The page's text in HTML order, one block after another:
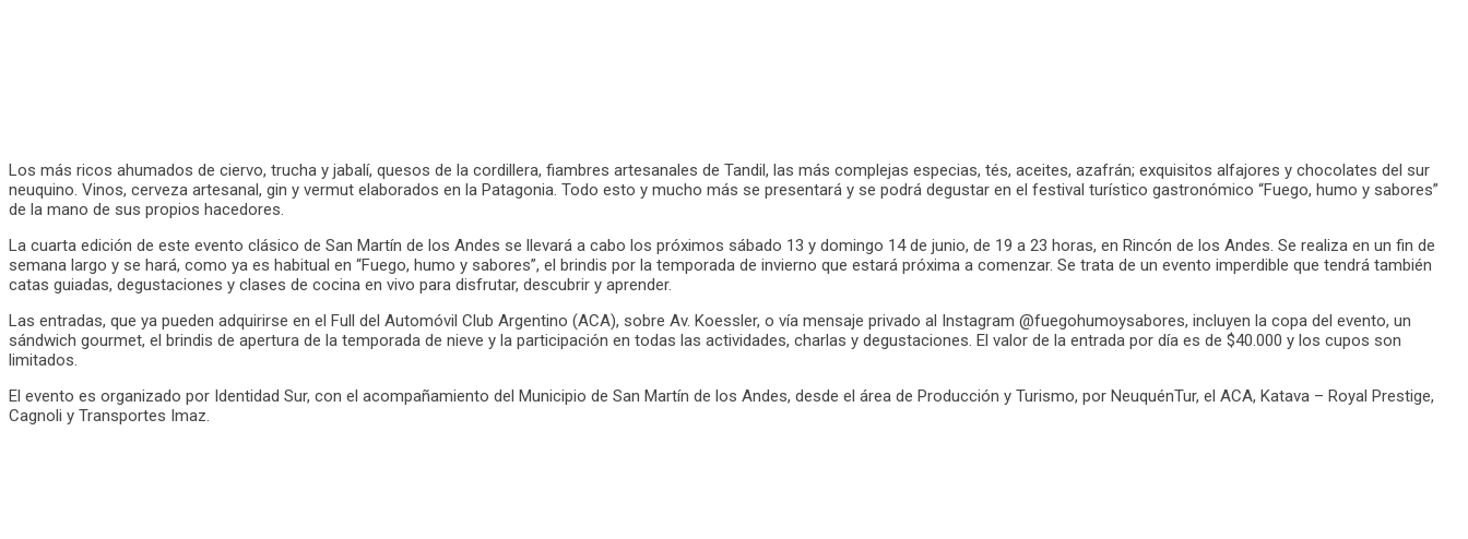
Los más ricos ahumados de ciervo, trucha y jabalí, quesos de la cordillera, fiambres artesanales de Tandil, las más complejas especias, tés, aceites, azafrán; exquisitos alfajores y chocolates del sur
neuquino. Vinos, cerveza artesanal, gin y vermut elaborados en la Patagonia. Todo esto y mucho más se presentará y se podrá degustar en el festival turístico gastronómico “Fuego, humo y sabores”
de la mano de sus propios hacedores.
La cuarta edición de este evento clásico de San Martín de los Andes se llevará a cabo los próximos sábado 13 y domingo 14 de junio, de 19 a 23 horas, en Rincón de los Andes. Se realiza en un fin de
semana largo y se hará, como ya es habitual en “Fuego, humo y sabores”, el brindis por la temporada de invierno que estará próxima a comenzar. Se trata de un evento imperdible que tendrá también
catas guiadas, degustaciones y clases de cocina en vivo para disfrutar, descubrir y aprender.
Las entradas, que ya pueden adquirirse en el Full del Automóvil Club Argentino (ACA), sobre Av. Koessler, o vía mensaje privado al Instagram @fuegohumoysabores, incluyen la copa del evento, un
sándwich gourmet, el brindis de apertura de la temporada de nieve y la participación en todas las actividades, charlas y degustaciones. El valor de la entrada por día es de $40.000 y los cupos son
limitados.
El evento es organizado por Identidad Sur, con el acompañamiento del Municipio de San Martín de los Andes, desde el área de Producción y Turismo, por NeuquénTur, el ACA, Katava – Royal Prestige,
Cagnoli y Transportes Imaz.